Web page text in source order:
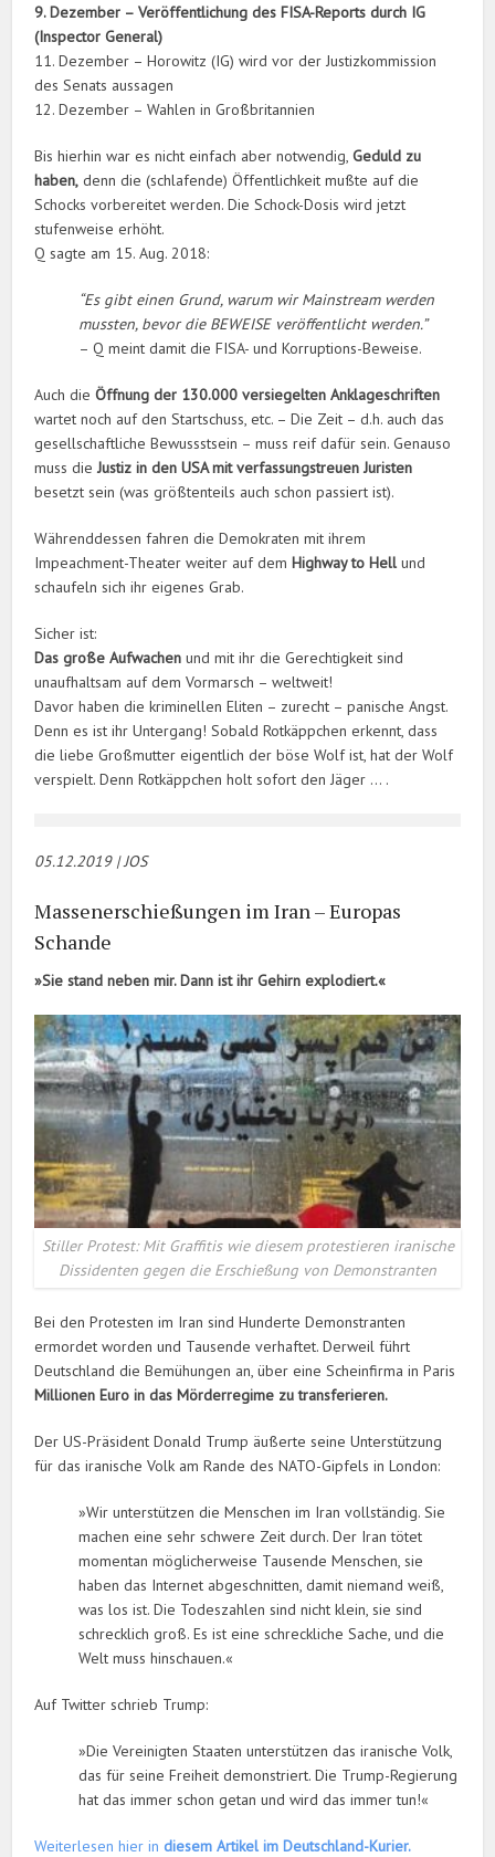
9. Dezember – Veröffentlichung des FISA-Reports durch IG
(Inspector General)
11. Dezember – Horowitz (IG) wird vor der Justizkommission
des Senats aussagen
12. Dezember – Wahlen in Großbritannien
Bis hierhin war es nicht einfach aber notwendig,Geduld zu
haben, denn die (schlafende) Öffentlichkeit mußte auf die
Schocks vorbereitet werden. Die Schock-Dosis wird jetzt
stufenweise erhöht.
Q sagte am 15. Aug. 2018:
“Es gibt einen Grund, warum wir Mainstream werden
mussten, bevor die BEWEISE veröffentlicht werden.”
– Q meint damit die FISA- und Korruptions-Beweise.
Auch dieÖffnung der 130.000 versiegelten Anklageschriften
wartet noch auf den Startschuss, etc. – Die Zeit – d.h. auch das
gesellschaftliche Bewussstsein – muss reif dafür sein. Genauso
muss dieJustiz in den USA mit verfassungstreuen Juristen
besetzt sein (was größtenteils auch schon passiert ist).
Währenddessen fahren die Demokraten mit ihrem
Impeachment-Theater weiter auf demHighway to Hell und
schaufeln sich ihr eigenes Grab.
Sicher ist:
Das große Aufwachen und mit ihr die Gerechtigkeit sind
unaufhaltsam auf dem Vormarsch – weltweit!
Davor haben die kriminellen Eliten – zurecht – panische Angst.
Denn es ist ihr Untergang! Sobald Rotkäppchen erkennt, dass
die liebe Großmutter eigentlich der böse Wolf ist, hat der Wolf
verspielt. Denn Rotkäppchen holt sofort den Jäger … .
05.12.2019 | JOS
Massenerschießungen im Iran – Europas
Schande
»Sie stand neben mir. Dann ist ihr Gehirn explodiert.«
Stiller Protest: Mit Graffitis wie diesem protestieren iranische
Dissidenten gegen die Erschießung von Demonstranten
Bei den Protesten im Iran sind Hunderte Demonstranten
ermordet worden und Tausende verhaftet. Derweil führt
Deutschland die Bemühungen an, über eine Scheinfirma in Paris
Millionen Euro in das Mörderregime zu transferieren.
Der US-Präsident Donald Trump äußerte seine Unterstützung
für das iranische Volk am Rande des NATO-Gipfels in London:
»Wir unterstützen die Menschen im Iran vollständig. Sie
machen eine sehr schwere Zeit durch. Der Iran tötet
momentan möglicherweise Tausende Menschen, sie
haben das Internet abgeschnitten, damit niemand weiß,
was los ist. Die Todeszahlen sind nicht klein, sie sind
schrecklich groß. Es ist eine schreckliche Sache, und die
Welt muss hinschauen.«
Auf Twitter schrieb Trump:
»Die Vereinigten Staaten unterstützen das iranische Volk,
das für seine Freiheit demonstriert. Die Trump-Regierung
hat das immer schon getan und wird das immer tun!«
Weiterlesen hier in diesem Artikel im Deutschland-Kurier.